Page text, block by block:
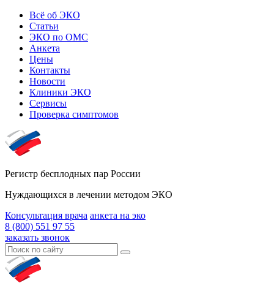
Всё об ЭКО
Статьи
ЭКО по ОМС
Анкета
Цены
Контакты
Новости
Клиники ЭКО
Сервисы
Проверка симптомов
Регистр бесплодных пар России
Нуждающихся в лечении методом ЭКО
Консультация врача анкета на эко
8 (800) 551 97 55
заказать звонок